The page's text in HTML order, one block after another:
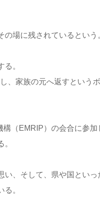
場に残されているという
。
、家族の元へ返すという
（EMRIP）の会合に参加
い、そして、県や国といっ
。